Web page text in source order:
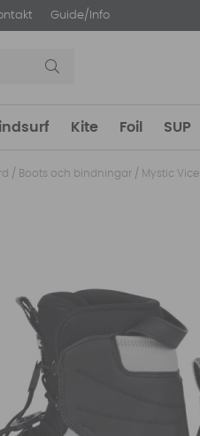
Guide/Info
Kite Foil SUP
/ Boots och bindningar / Mystic Vice